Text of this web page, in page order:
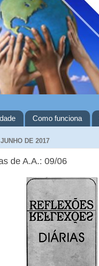
Como funciona
DE 2017
de A.A.: 09/06